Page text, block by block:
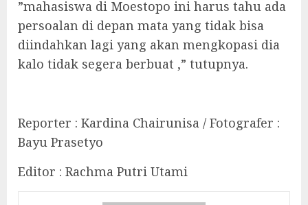
”mahasiswa di Moestopo ini harus tahu ada
persoalan di depan mata yang tidak bisa
diindahkan lagi yang akan mengkopasi dia
kalo tidak segera berbuat ,” tutupnya.
Reporter : Kardina Chairunisa / Fotografer :
Bayu Prasetyo
Editor : Rachma Putri Utami